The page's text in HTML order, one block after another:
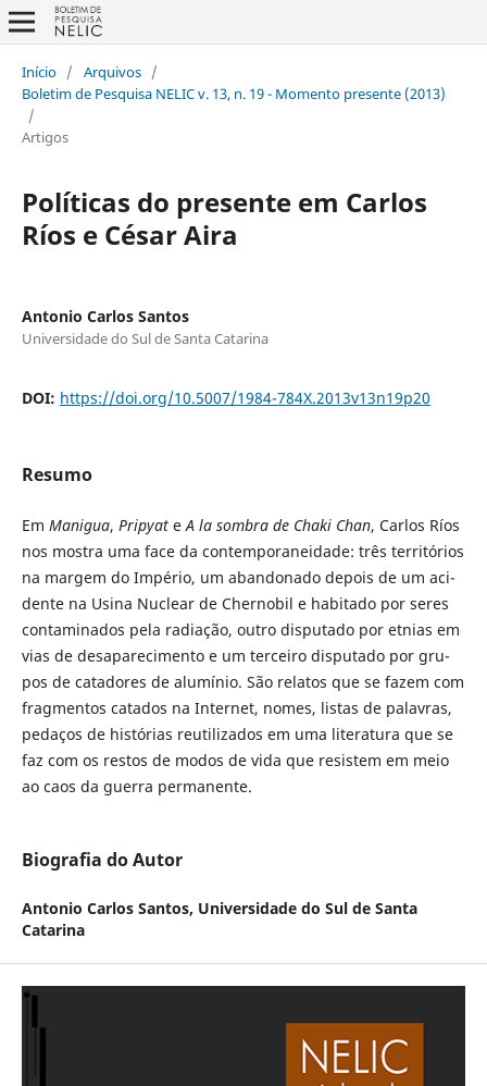
Início / Arquivos /
Boletim de Pesquisa NELIC v. 13, n. 19 - Momento presente (2013)
/
Artigos
Políticas do presente em Carlos
Ríos e César Aira
Antonio Carlos Santos
Universidade do Sul de Santa Catarina
DOI: https://doi.org/10.5007/1984-784X.2013v13n19p20
Resumo
Em Manigua, PripyateA la sombra de Chaki Chan, Carlos Ríos
nos mostra uma face da con­temporaneidade: três territó­rios
na mar­gem do Império, um aban­do­nado depois de um aci­
dente na Usina Nuclear de Chernobil e habitado por seres
con­tami­nados pela radia­ção, outro dispu­tado por etnias em
vias de desapareci­mento e um terceiro disputado por gru­
pos de catadores de alumínio. São relatos que se fazem com
fragmentos catados na Internet, nomes, listas de palavras,
peda­ços de histórias reutilizados em uma literatura que se
faz com os restos de modos de vida que resis­tem em meio
ao caos da guerra permanente.
Biografia do Autor
Antonio Carlos Santos, Universidade do Sul de Santa
Catarina